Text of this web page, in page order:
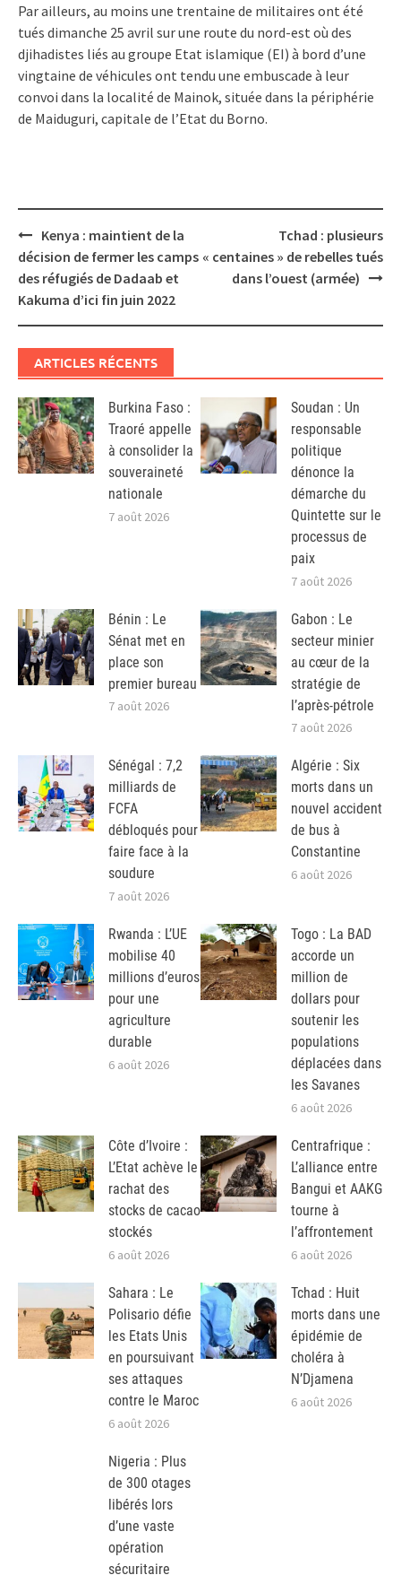
Par ailleurs, au moins une trentaine de militaires ont été
tués dimanche 25 avril sur une route du nord-est où des
djihadistes liés au groupe Etat islamique (EI) à bord d’une
vingtaine de véhicules ont tendu une embuscade à leur
convoi dans la localité de Mainok, située dans la périphérie
de Maiduguri, capitale de l’Etat du Borno.
Post
navigation
Kenya : maintient de la
décision de fermer les camps
des réfugiés de Dadaab et
Kakuma d’ici fin juin 2022
Tchad : plusieurs
« centaines » de rebelles tués
dans l’ouest (armée)
ARTICLES RÉCENTS
Burkina Faso :
Traoré appelle
à consolider la
souveraineté
nationale
7 août 2026
Soudan : Un
responsable
politique
dénonce la
démarche du
Quintette sur le
processus de
paix
7 août 2026
Bénin : Le
Sénat met en
place son
premier bureau
7 août 2026
Gabon : Le
secteur minier
au cœur de la
stratégie de
l’après-pétrole
7 août 2026
Sénégal : 7,2
milliards de
FCFA
débloqués pour
faire face à la
soudure
7 août 2026
Algérie : Six
morts dans un
nouvel accident
de bus à
Constantine
6 août 2026
Rwanda : L’UE
mobilise 40
millions d’euros
pour une
agriculture
durable
6 août 2026
Togo : La BAD
accorde un
million de
dollars pour
soutenir les
populations
déplacées dans
les Savanes
6 août 2026
Côte d’Ivoire :
L’Etat achève le
rachat des
stocks de cacao
stockés
6 août 2026
Centrafrique :
L’alliance entre
Bangui et AAKG
tourne à
l’affrontement
6 août 2026
Sahara : Le
Polisario défie
les Etats Unis
en poursuivant
ses attaques
contre le Maroc
6 août 2026
Tchad : Huit
morts dans une
épidémie de
choléra à
N’Djamena
6 août 2026
Nigeria : Plus
de 300 otages
libérés lors
d’une vaste
opération
sécuritaire